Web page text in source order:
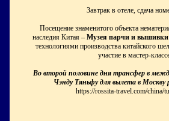
Завтрак в отеле, сдача
Посещение знаменитого объекта
наследия Китая –Музея парчи и вышивки
технологиями производства китайского
участие в мастер-
Во второй половине дня трансфер в
Чэнду Тяньфу для вылета в Москву
https://rossita-travel.com/china/